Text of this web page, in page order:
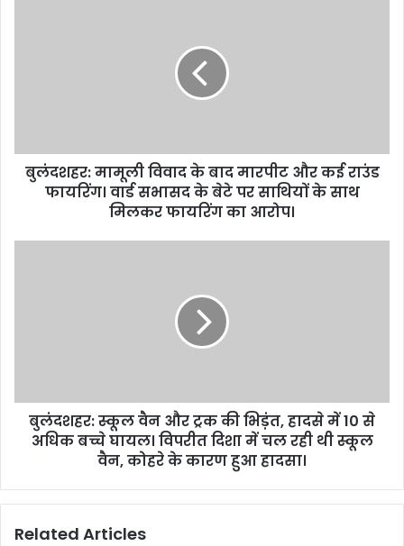
बुलंदशहर: मामूली विवाद के बाद मारपीट और कई राउंड
फायरिंग। वार्ड सभासद के बेटे पर साथियों के साथ
मिलकर फायरिंग का आरोप।
बुलंदशहर: स्कूल वैन और ट्रक की भिड़ंत, हादसे में 10 से
अधिक बच्चे घायल। विपरीत दिशा में चल रही थी स्कूल
वैन, कोहरे के कारण हुआ हादसा।
Related Articles